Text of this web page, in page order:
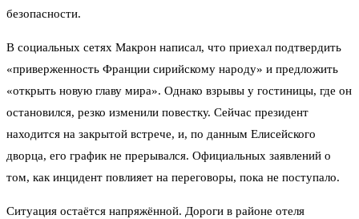
безопасности.
В социальных сетях Макрон написал, что приехал подтвердить
«приверженность Франции сирийскому народу» и предложить
«открыть новую главу мира». Однако взрывы у гостиницы, где он
остановился, резко изменили повестку. Сейчас президент
находится на закрытой встрече, и, по данным Елисейского
дворца, его график не прерывался. Официальных заявлений о
том, как инцидент повлияет на переговоры, пока не поступало.
Ситуация остаётся напряжённой. Дороги в районе отеля